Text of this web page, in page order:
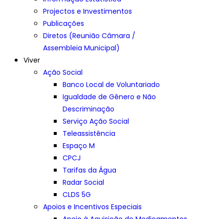
Projectos e Investimentos
Publicações
Diretos (Reunião Câmara /
Assembleia Municipal)
Viver
Ação Social
Banco Local de Voluntariado
Igualdade de Gênero e Não
Descriminação
Serviço Ação Social
Teleassistência
Espaço M
CPCJ
Tarifas da Água
Radar Social
CLDS 5G
Apoios e Incentivos Especiais